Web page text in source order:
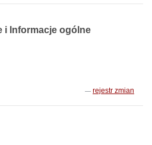
i Informacje ogólne
rejestr zmian